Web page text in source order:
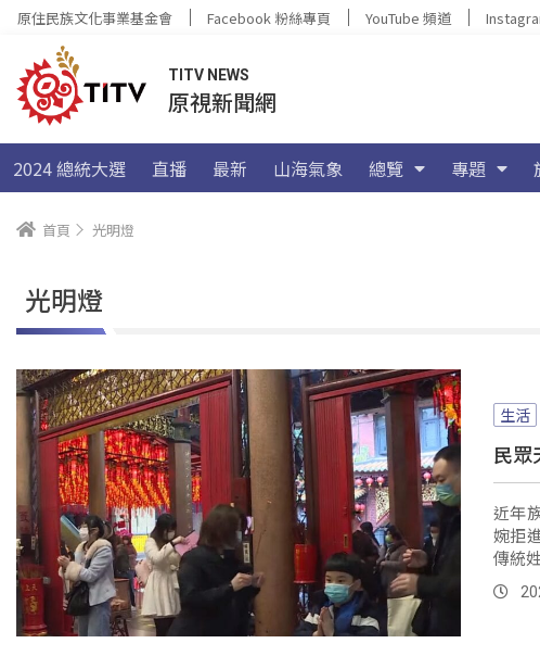
原住民族文化事業基金會 Facebook 粉絲專頁 YouTube 頻道
TITV NEWS
原視新聞網
2024 總統大選 直播 最新 山海氣象 總覽 專題
首頁 光明燈
光明燈
生活
民眾
近年
婉拒
傳統